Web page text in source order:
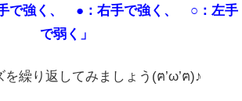
で強く、 ●：右手で強く、 ○：左手
で弱く」
繰り返してみましょう(ฅ’ω’ฅ)♪